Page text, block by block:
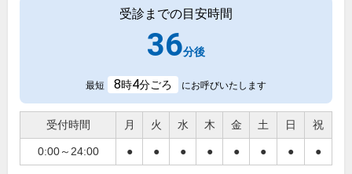
受診までの目安時間
36分後
最短 8時4分ごろ にお呼びいたします
受付時間 月 火 水 木 金 土 日 祝
0:00～24:00 ● ● ● ● ● ● ● ●